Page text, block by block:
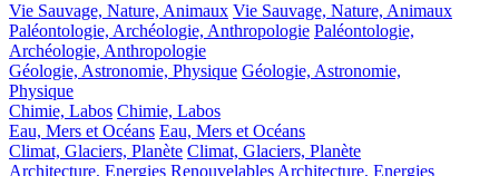
Vie Sauvage, Nature, Animaux Vie Sauvage, Nature, Animaux
Paléontologie, Archéologie, Anthropologie Paléontologie,
Archéologie, Anthropologie
Géologie, Astronomie, Physique Géologie, Astronomie,
Physique
Chimie, Labos Chimie, Labos
Eau, Mers et Océans Eau, Mers et Océans
Climat, Glaciers, Planète Climat, Glaciers, Planète
Architecture, Energies RenouvelablesArchitecture, Energies